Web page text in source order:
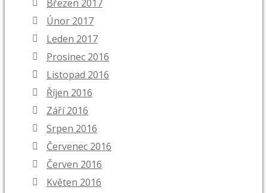
Březen 2017
Únor 2017
Leden 2017
Prosinec 2016
Listopad 2016
Říjen 2016
Září 2016
Srpen 2016
Červenec 2016
Červen 2016
Květen 2016